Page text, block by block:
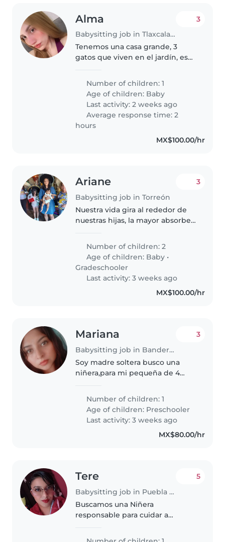
Alma
Babysitting job in Tlaxcala City
3
Tenemos una casa grande, 3
gatos que viven en el jardín, es
Number of children: 1
Age of children: Baby
Last activity: 2 weeks ago
Average response time: 2
hours
MX$100.00/hr
Ariane
Babysitting job in Torreón
3
Nuestra vida gira al rededor de
nuestras hijas, la mayor absorbe
pero es encantadora, aunque
cuando se enoja uff. La menor es
un encanto, fácil de cuidar..
Number of children: 2
Age of children: Baby •
Gradeschooler
Last activity: 3 weeks ago
MX$100.00/hr
Mariana
Babysitting job in Banderilla
3
Soy madre soltera busco una
niñera,para mi pequeña de 4
preescolar.
Number of children: 1
Age of children: Preschooler
Last activity: 3 weeks ago
MX$80.00/hr
Tere
Babysitting job in Puebla City
5
Buscamos una Niñera
responsable para cuidar a
tranquila de ocho años.